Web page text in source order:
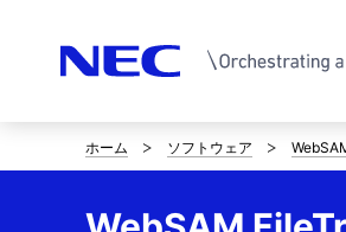
サ
イ
ホーム ソフトウェア